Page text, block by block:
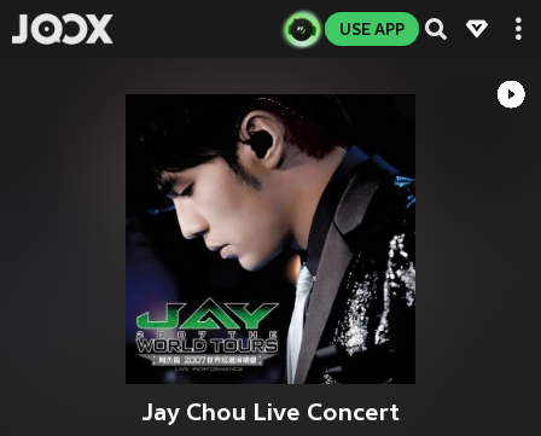
USE APP
Jay Chou Live Concert